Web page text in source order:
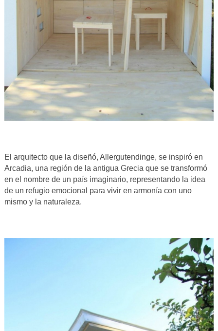
El arquitecto que la diseñó, Allergutendinge, se inspiró en
Arcadia, una región de la antigua Grecia que se transformó
en el nombre de un país imaginario, representando la idea
de un refugio emocional para vivir en armonía con uno
mismo y la naturaleza.